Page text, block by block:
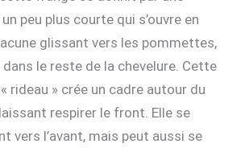
peu plus courte qui s’ouvre en
glissant vers les pommettes,
le reste de la chevelure. Cette
rideau » crée un cadre autour du
respirer le front. Elle se
vers l’avant, mais peut aussi se